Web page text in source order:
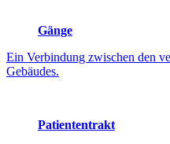
Gänge
Ein Verbindung zwischen den
Gebäudes.
Patiententrakt